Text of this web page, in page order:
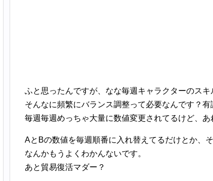
ふと思ったんですが、なな毎週キャラクターのスキ
そんなに頻繁にバランス調整って必要なんです？有
毎週毎週めっちゃ大量に数値変更されてるけど、あ
AとBの数値を毎週順番に入れ替えてるだけとか、
なんかもうよくわかんないです。
あと貿易復活マダー？